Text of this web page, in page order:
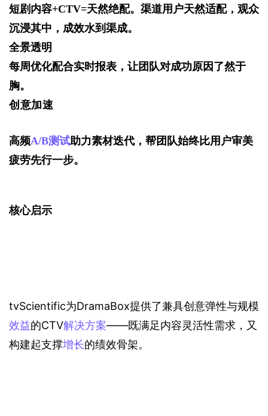
短剧内容+CTV=天然绝配。渠道用户天然适配，观众
沉浸其中，成效水到渠成。
全景透明
每周优化配合实时报表，让团队对成功原因了然于
胸。
创意加速
高频A/B测试助力素材迭代，帮团队始终比用户审美
疲劳先行一步。
核心启示
tvScientific为DramaBox提供了兼具创意弹性与规模
效益的CTV解决方案——既满足内容灵活性需求，又
构建起支撑增长的绩效骨架。